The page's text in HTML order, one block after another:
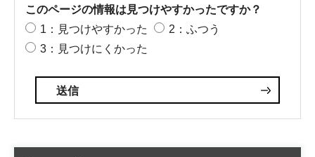
このページの情報は見つけやすかったですか？
1：見つけやすかった
2：ふつう
3：見つけにくかった